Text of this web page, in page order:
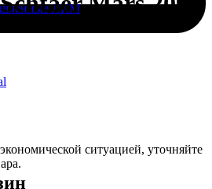
ЛКМ
ситуацией, уточняйте